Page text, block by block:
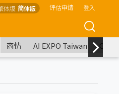
体版 简体版 评估申请 登入
商情 AI EXPO Taiwan